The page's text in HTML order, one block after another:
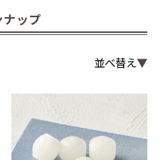
ナップ
並べ替え